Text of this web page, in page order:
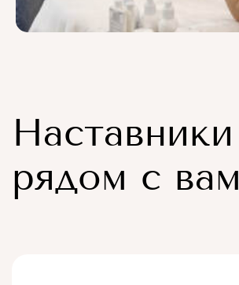
рядом с